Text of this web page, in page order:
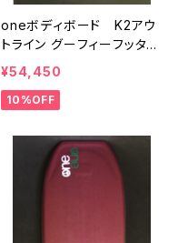
oneボディボード K2アウ
トライン グーフィーフッター
仕様 長さ１０5.5センチ
¥54,450
10%OFF